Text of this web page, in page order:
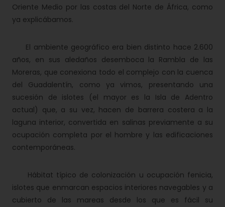
Oriente Medio por las costas del Norte de África, como
ya explicábamos.
El ambiente geográfico era bien distinto hace 2.600
años, en sus aledaños desemboca la Rambla de las
Moreras, que conexiona todo el complejo con la cuenca
del Guadalentín, como ya vimos, presentando una
sucesión de islotes (el mayor es la Isla de Adentro
actual) que, a su vez, hacen de barrera costera a la
laguna interior, convertida en salinas previamente a su
ocupación completa por el hombre y las edificaciones
contemporáneas.
Hábitat típico de colonización u ocupación fenicia,
islotes que enmarcan espacios interiores navegables y a
cubierto de las mareas desde los que es fácil su